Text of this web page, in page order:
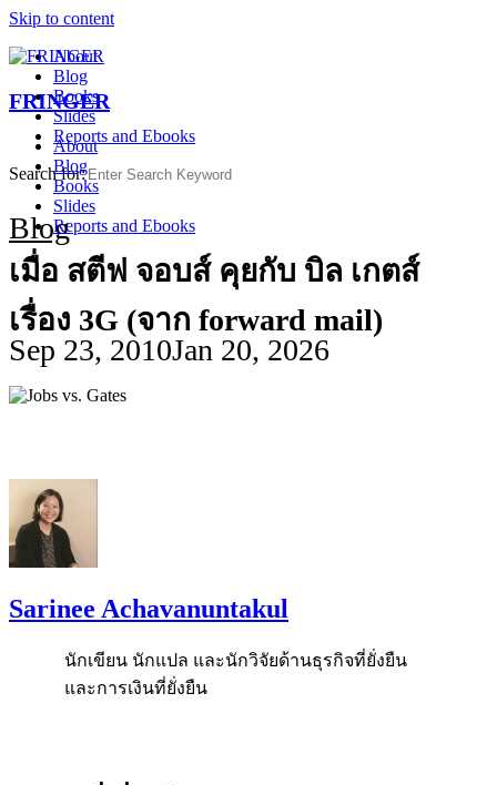
Skip to content
FRINGER
About
Blog
Books
Slides
Reports and Ebooks
About
Blog
Books
Slides
Reports and Ebooks
Search for:
Blog
เมื่อ สตีฟ จอบส์ คุยกับ บิล เกตส์
เรื่อง 3G (จาก forward mail)
Sep 23, 2010Jan 20, 2026
Sarinee Achavanuntakul
นักเขียน นักแปล และนักวิจัยด้านธุรกิจที่ยั่งยืน
และการเงินที่ยั่งยืน